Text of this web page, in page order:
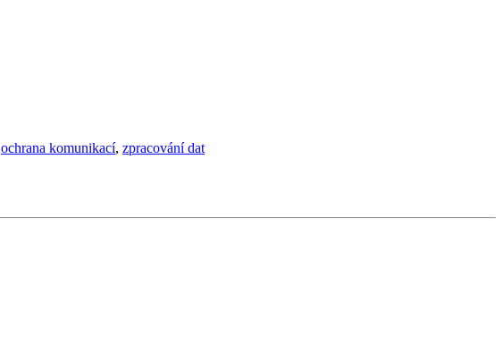
ochrana komunikací, zpracování dat